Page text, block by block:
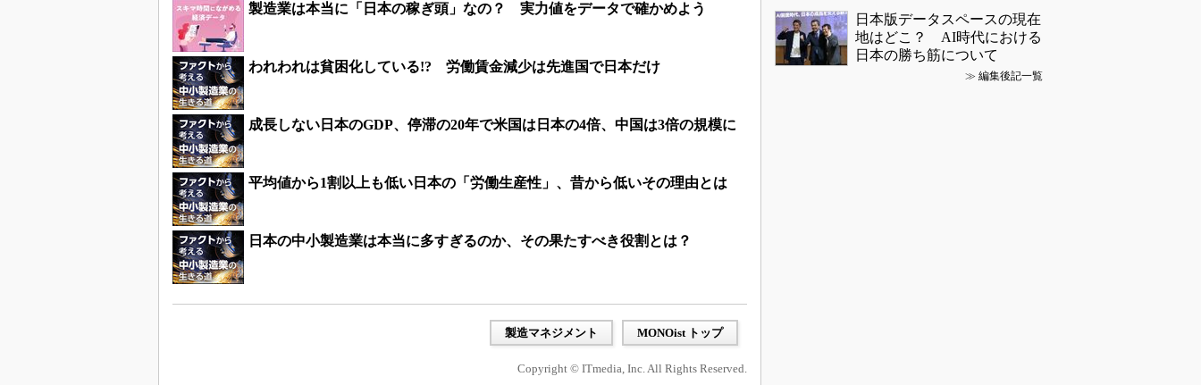
製造業は本当に「日本の稼ぎ頭」なの？ 実力値をデータで確かめよう
われわれは貧困化している!? 労働賃金減少は先進国で日本だけ
成長しない日本のGDP、停滞の20年で米国は日本の4倍、中国は3倍の規模に
平均値から1割以上も低い日本の「労働生産性」、昔から低いその理由とは
日本の中小製造業は本当に多すぎるのか、その果たすべき役割とは？
製造マネジメント MONOist トップ
Copyright © ITmedia, Inc. All Rights Reserved.
日本版データスペースの現在
地はどこ？ AI時代における
日本の勝ち筋について
≫ 編集後記一覧